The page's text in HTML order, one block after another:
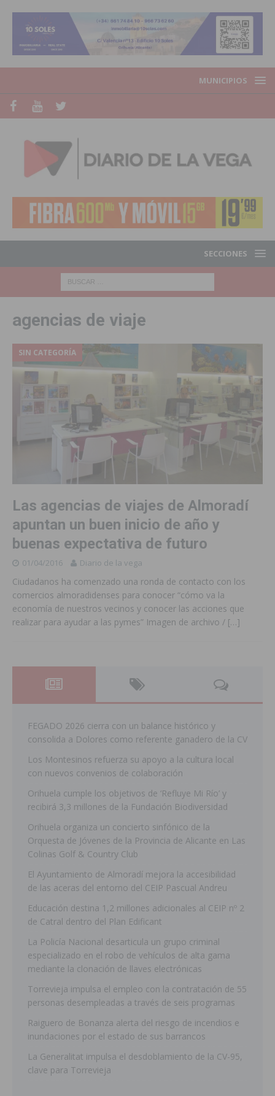
MUNICIPIOS
SECCIONES
agencias de viaje
SIN CATEGORÍA
Las agencias de viajes de Almoradí
apuntan un buen inicio de año y
buenas expectativa de futuro
01/04/2016 Diario de la vega
Ciudadanos ha comenzado una ronda de contacto con los
comercios almoradidenses para conocer “cómo va la
economía de nuestros vecinos y conocer las acciones que
realizar para ayudar a las pymes” Imagen de archivo / […]
FEGADO 2026 cierra con un balance histórico y
consolida a Dolores como referente ganadero de la CV
Los Montesinos refuerza su apoyo a la cultura local
con nuevos convenios de colaboración
Orihuela cumple los objetivos de ‘Refluye Mi Río’ y
recibirá 3,3 millones de la Fundación Biodiversidad
Orihuela organiza un concierto sinfónico de la
Orquesta de Jóvenes de la Provincia de Alicante en Las
Colinas Golf & Country Club
El Ayuntamiento de Almoradí mejora la accesibilidad
de las aceras del entorno del CEIP Pascual Andreu
Educación destina 1,2 millones adicionales al CEIP nº 2
de Catral dentro del Plan Edificant
La Policía Nacional desarticula un grupo criminal
especializado en el robo de vehículos de alta gama
mediante la clonación de llaves electrónicas
Torrevieja impulsa el empleo con la contratación de 55
personas desempleadas a través de seis programas
Raiguero de Bonanza alerta del riesgo de incendios e
inundaciones por el estado de sus barrancos
La Generalitat impulsa el desdoblamiento de la CV-95,
clave para Torrevieja